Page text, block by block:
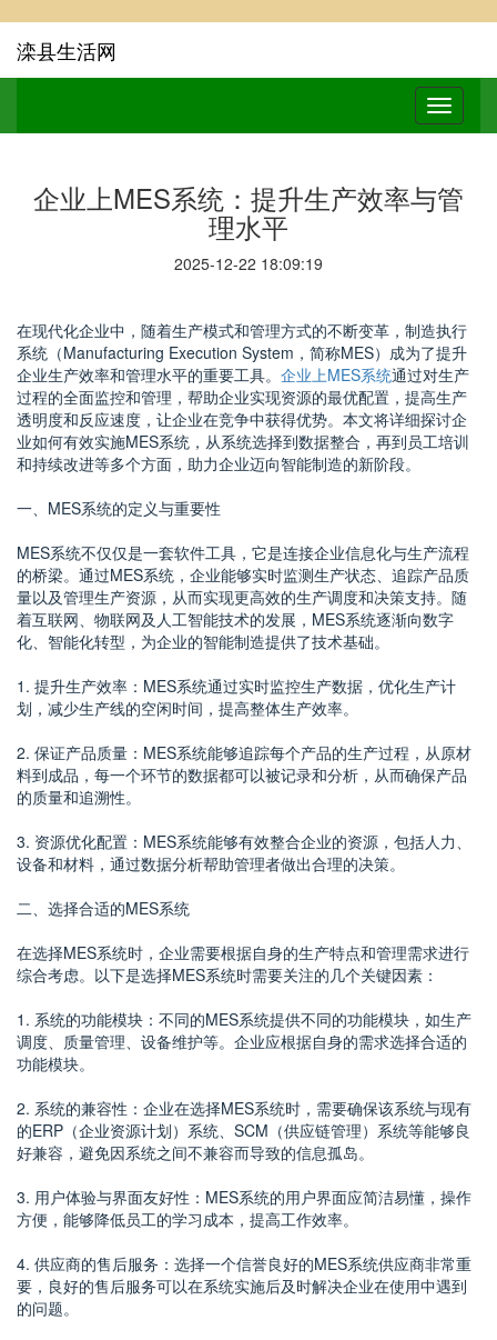
滦县生活网
企业上MES系统：提升生产效率与管
理水平
2025-12-22 18:09:19
在现代化企业中，随着生产模式和管理方式的不断变革，制造执行
系统（Manufacturing Execution System，简称MES）成为了提升
企业生产效率和管理水平的重要工具。 企业上MES系统通过对生产
过程的全面监控和管理，帮助企业实现资源的最优配置，提高生产
透明度和反应速度，让企业在竞争中获得优势。本文将详细探讨企
业如何有效实施MES系统，从系统选择到数据整合，再到员工培训
和持续改进等多个方面，助力企业迈向智能制造的新阶段。
一、MES系统的定义与重要性
MES系统不仅仅是一套软件工具，它是连接企业信息化与生产流程
的桥梁。通过MES系统，企业能够实时监测生产状态、追踪产品质
量以及管理生产资源，从而实现更高效的生产调度和决策支持。随
着互联网、物联网及人工智能技术的发展，MES系统逐渐向数字
化、智能化转型，为企业的智能制造提供了技术基础。
1. 提升生产效率：MES系统通过实时监控生产数据，优化生产计
划，减少生产线的空闲时间，提高整体生产效率。
2. 保证产品质量：MES系统能够追踪每个产品的生产过程，从原材
料到成品，每一个环节的数据都可以被记录和分析，从而确保产品
的质量和追溯性。
3. 资源优化配置：MES系统能够有效整合企业的资源，包括人力、
设备和材料，通过数据分析帮助管理者做出合理的决策。
二、选择合适的MES系统
在选择MES系统时，企业需要根据自身的生产特点和管理需求进行
综合考虑。以下是选择MES系统时需要关注的几个关键因素：
1. 系统的功能模块：不同的MES系统提供不同的功能模块，如生产
调度、质量管理、设备维护等。企业应根据自身的需求选择合适的
功能模块。
2. 系统的兼容性：企业在选择MES系统时，需要确保该系统与现有
的ERP（企业资源计划）系统、SCM（供应链管理）系统等能够良
好兼容，避免因系统之间不兼容而导致的信息孤岛。
3. 用户体验与界面友好性：MES系统的用户界面应简洁易懂，操作
方便，能够降低员工的学习成本，提高工作效率。
4. 供应商的售后服务：选择一个信誉良好的MES系统供应商非常重
要，良好的售后服务可以在系统实施后及时解决企业在使用中遇到
的问题。